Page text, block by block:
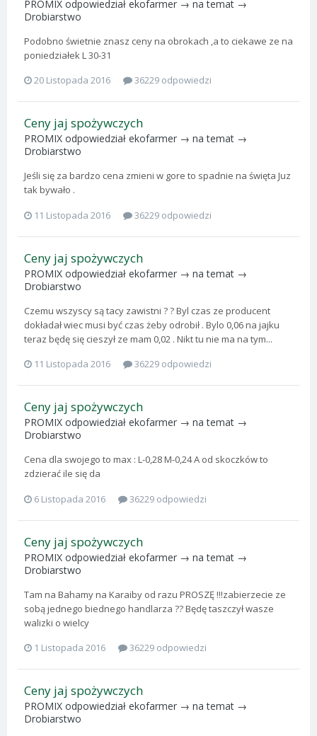
PROMIX odpowiedział ekofarmer → na temat →
Drobiarstwo
Podobno świetnie znasz ceny na obrokach ,a to ciekawe ze na
poniedziałek L 30-31
20 Listopada 2016
36229 odpowiedzi
Ceny jaj spożywczych
PROMIX odpowiedział ekofarmer → na temat →
Drobiarstwo
Jeśli się za bardzo cena zmieni w gore to spadnie na święta Juz
tak bywało .
11 Listopada 2016
36229 odpowiedzi
Ceny jaj spożywczych
PROMIX odpowiedział ekofarmer → na temat →
Drobiarstwo
Czemu wszyscy są tacy zawistni ? ? Byl czas ze producent
dokładał wiec musi być czas żeby odrobił . Bylo 0,06 na jajku
teraz będę się cieszył ze mam 0,02 . Nikt tu nie ma na tym...
11 Listopada 2016
36229 odpowiedzi
Ceny jaj spożywczych
PROMIX odpowiedział ekofarmer → na temat →
Drobiarstwo
Cena dla swojego to max : L-0,28 M-0,24 A od skoczków to
zdzierać ile się da
6 Listopada 2016
36229 odpowiedzi
Ceny jaj spożywczych
PROMIX odpowiedział ekofarmer → na temat →
Drobiarstwo
Tam na Bahamy na Karaiby od razu PROSZĘ !!!zabierzecie ze
sobą jednego biednego handlarza ?? Będę taszczył wasze
walizki o wielcy
1 Listopada 2016
36229 odpowiedzi
Ceny jaj spożywczych
PROMIX odpowiedział ekofarmer → na temat →
Drobiarstwo